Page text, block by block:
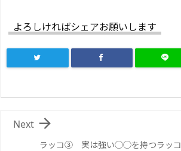
よろしければシェアお願いします
ラッコ③ 実は強い◯◯を持つラッコ

Next